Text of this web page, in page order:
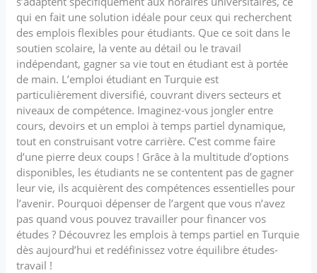
qui en fait une solution idéale pour ceux qui recherchent
des emplois flexibles pour étudiants. Que ce soit dans le
soutien scolaire, la vente au détail ou le travail
indépendant, gagner sa vie tout en étudiant est à portée
de main. L’emploi étudiant en Turquie est
particulièrement diversifié, couvrant divers secteurs et
niveaux de compétence. Imaginez-vous jongler entre
cours, devoirs et un emploi à temps partiel dynamique,
tout en construisant votre carrière. C’est comme faire
d’une pierre deux coups ! Grâce à la multitude d’options
disponibles, les étudiants ne se contentent pas de gagner
leur vie, ils acquièrent des compétences essentielles pour
l’avenir. Pourquoi dépenser de l’argent que vous n’avez
pas quand vous pouvez travailler pour financer vos
études ? Découvrez les emplois à temps partiel en Turquie
dès aujourd’hui et redéfinissez votre équilibre études-
travail !